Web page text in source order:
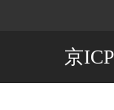
京